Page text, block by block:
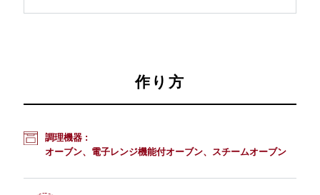
作り方
調理機器 :
オーブン、電子レンジ機能付オーブン、スチームオーブン